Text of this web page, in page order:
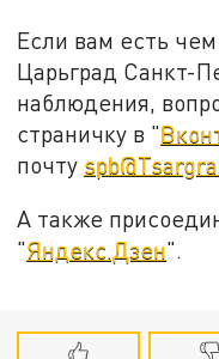
Если вам есть
Царьград Санкт-
наблюдения,
страничку в "
почту
А также
"Яндекс.Дзен".